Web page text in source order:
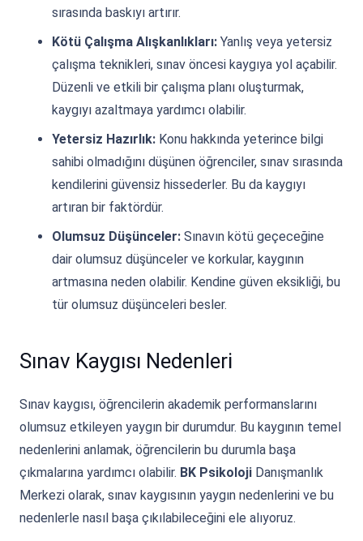
sırasında baskıyı artırır.
Kötü Çalışma Alışkanlıkları: Yanlış veya yetersiz
çalışma teknikleri, sınav öncesi kaygıya yol açabilir.
Düzenli ve etkili bir çalışma planı oluşturmak,
kaygıyı azaltmaya yardımcı olabilir.
Yetersiz Hazırlık: Konu hakkında yeterince bilgi
sahibi olmadığını düşünen öğrenciler, sınav sırasında
kendilerini güvensiz hissederler. Bu da kaygıyı
artıran bir faktördür.
Olumsuz Düşünceler: Sınavın kötü geçeceğine
dair olumsuz düşünceler ve korkular, kaygının
artmasına neden olabilir. Kendine güven eksikliği, bu
tür olumsuz düşünceleri besler.
Sınav Kaygısı Nedenleri
Sınav kaygısı, öğrencilerin akademik performanslarını
olumsuz etkileyen yaygın bir durumdur. Bu kaygının temel
nedenlerini anlamak, öğrencilerin bu durumla başa
çıkmalarına yardımcı olabilir. BK Psikoloji Danışmanlık
Merkezi olarak, sınav kaygısının yaygın nedenlerini ve bu
nedenlerle nasıl başa çıkılabileceğini ele alıyoruz.